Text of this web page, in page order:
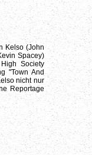
Kelso (John
Spacey)
Society
"Town And
nicht nur
Reportage